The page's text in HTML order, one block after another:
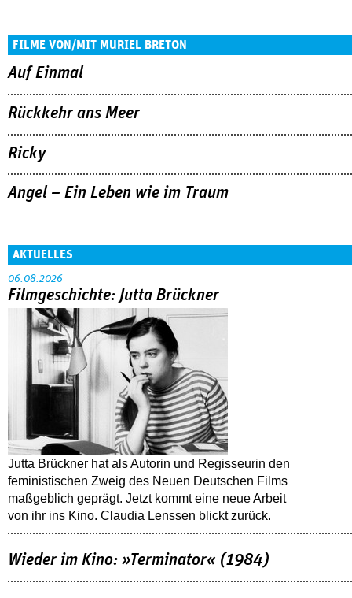
FILME VON/MIT MURIEL BRETON
Auf Einmal
Rückkehr ans Meer
Ricky
Angel – Ein Leben wie im Traum
AKTUELLES
06.08.2026
Filmgeschichte: Jutta Brückner
Jutta Brückner hat als Autorin und Regisseurin den
feministischen Zweig des Neuen Deutschen Films
maßgeblich geprägt. Jetzt kommt eine neue Arbeit
von ihr ins Kino. Claudia Lenssen blickt zurück.
Wieder im Kino: »Terminator« (1984)